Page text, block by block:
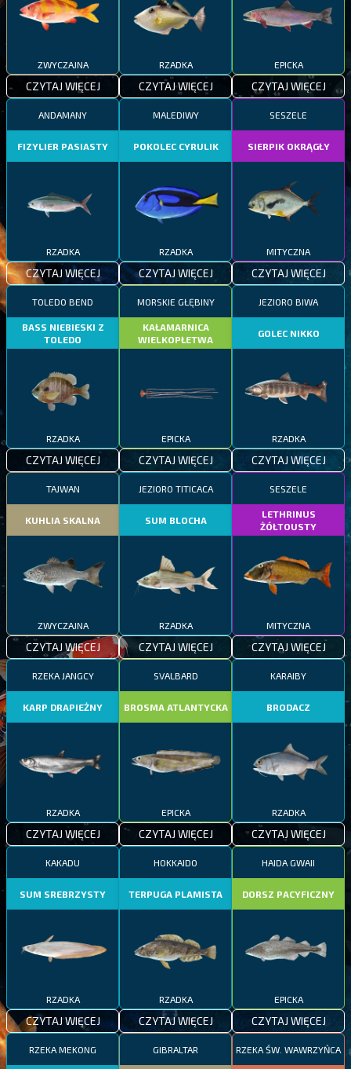
ZWYCZAJNA
CZYTAJ WIĘCEJ
RZADKA
CZYTAJ WIĘCEJ
EPICKA
CZYTAJ WIĘCEJ
ANDAMANY
FIZYLIER PASIASTY
RZADKA
CZYTAJ WIĘCEJ
MALEDIWY
POKOLEC CYRULIK
RZADKA
CZYTAJ WIĘCEJ
SESZELE
SIERPIK OKRĄGŁY
MITYCZNA
CZYTAJ WIĘCEJ
TOLEDO BEND
BASS NIEBIESKI Z
TOLEDO
RZADKA
CZYTAJ WIĘCEJ
MORSKIE GŁĘBINY
KAŁAMARNICA
WIELKOPŁETWA
EPICKA
CZYTAJ WIĘCEJ
JEZIORO BIWA
GOLEC NIKKO
RZADKA
CZYTAJ WIĘCEJ
TAJWAN
KUHLIA SKALNA
ZWYCZAJNA
CZYTAJ WIĘCEJ
JEZIORO TITICACA
SUM BLOCHA
RZADKA
CZYTAJ WIĘCEJ
SESZELE
LETHRINUS
ŻÓŁTOUSTY
MITYCZNA
CZYTAJ WIĘCEJ
RZEKA JANGCY
KARP DRAPIEŻNY
RZADKA
CZYTAJ WIĘCEJ
SVALBARD
BROSMA ATLANTYCKA
EPICKA
CZYTAJ WIĘCEJ
KARAIBY
BRODACZ
RZADKA
CZYTAJ WIĘCEJ
KAKADU
SUM SREBRZYSTY
RZADKA
CZYTAJ WIĘCEJ
HOKKAIDO
TERPUGA PLAMISTA
RZADKA
CZYTAJ WIĘCEJ
HAIDA GWAII
DORSZ PACYFICZNY
EPICKA
CZYTAJ WIĘCEJ
RZEKA MEKONG GIBRALTAR RZEKA ŚW. WAWRZYŃCA